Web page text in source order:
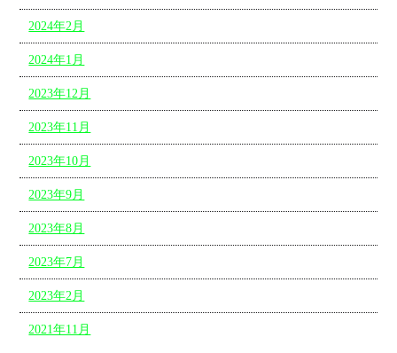
2024年2月
2024年1月
2023年12月
2023年11月
2023年10月
2023年9月
2023年8月
2023年7月
2023年2月
2021年11月